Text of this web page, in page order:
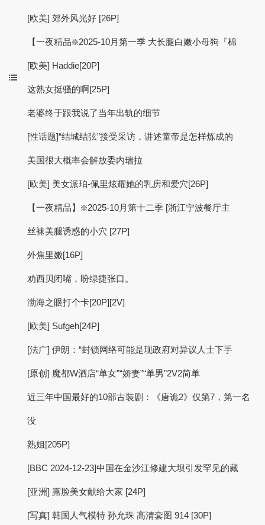
[欧美] 郊外风光好 [26P]
【一夜精品❇️2025-10月第一季 大长腿白嫩小母狗『棉
[欧美] Haddie[20P]
这熟女挺骚的啊[25P]
老婆终于跟我说了当年出轨的细节
[性话题]“结城结弦”接受采访，讲述童帝是怎样炼成的
美国很大概率会解放委内瑞拉
[欧美] 美女派珀-佩里炫耀她的乳房和爱穴[26P]
【一夜精品】❇️2025-10月第十二季 [浙江宁波餐厅主
丝袜美腿诱惑的小穴 [27P]
外焦里嫩[16P]
劝西贝闭嘴，盼绿捷张口。
渤海之眼打个卡[20P][2V]
[欧美] Sufgeh[24P]
[法广] 伊朗：“封锁网络可能是现政府对异议人士下手
[原创] 魔都W酒店“单女”“娇妻”“单男”2V2简单
近三年中国最好的10部古装剧：《唐诡2》仅第7，第一名
没
熟姐[205P]
[BBC 2024-12-23]中国在金沙江修建大坝引发罕见的藏
[亚洲] 露脸美女献给大家 [24P]
[写真] 韩国人气模特 孙允珠 高清套图 914 [30P]